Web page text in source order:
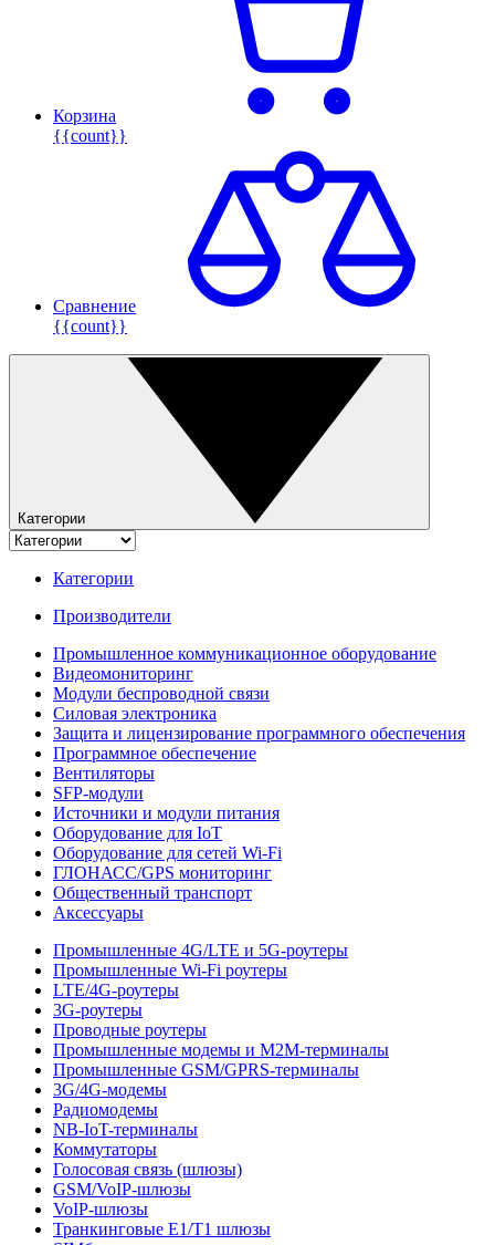
Корзина
{{count}}
Сравнение
{{count}}
Категории
Категории
Производители
Промышленное коммуникационное оборудование
Видеомониторинг
Модули беспроводной связи
Силовая электроника
Защита и лицензирование программного обеспечения
Программное обеспечение
Вентиляторы
SFP-модули
Источники и модули питания
Оборудование для IoT
Оборудование для сетей Wi-Fi
ГЛОНАСС/GPS мониторинг
Общественный транспорт
Аксессуары
Промышленные 4G/LTE и 5G-роутеры
Промышленные Wi-Fi роутеры
LTE/4G-роутеры
3G-роутеры
Проводные роутеры
Промышленные модемы и M2M-терминалы
Промышленные GSM/GPRS-терминалы
3G/4G-модемы
Радиомодемы
NB-IoT-терминалы
Коммутаторы
Голосовая связь (шлюзы)
GSM/VoIP-шлюзы
VoIP-шлюзы
Транкинговые E1/T1 шлюзы